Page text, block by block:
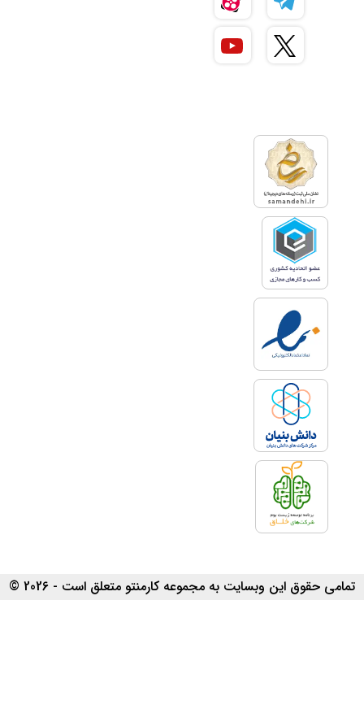
تمامی حقوق این وبسایت به مجموعه کارمنتو متعلق است - 2026 ©